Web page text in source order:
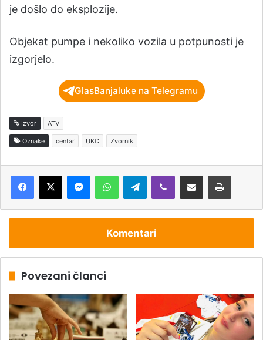
je došlo do eksplozije.
Objekat pumpe i nekoliko vozila u potpunosti je
izgorjelo.
GlasBanjaluke na Telegramu
Izvor ATV
Oznake centar UKC Zvornik
Telegram
Komentari
Povezani članci